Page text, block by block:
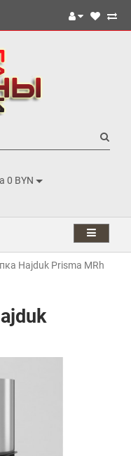
0 BYN
Hajduk Prisma MRh